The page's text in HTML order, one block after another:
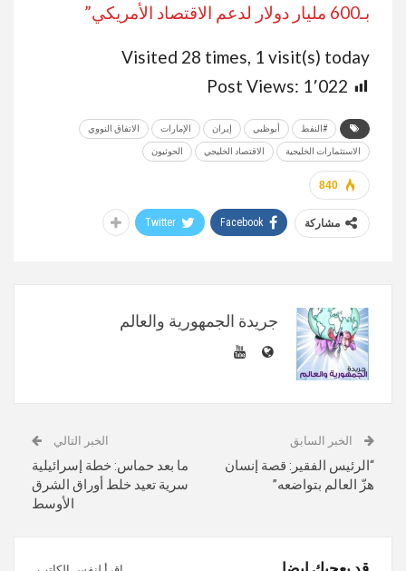
بـ600 مليار دولار لدعم الاقتصاد الأمريكي”
Visited 28 times, 1 visit(s) today
Post Views: 1٬022
#النفط أبوظبي إيران الإمارات الاتفاق النووي
الاستثمارات الخليجية الاقتصاد الخليجي الحوثيون
840
مشاركة Facebook
Twitter
جريدة الجمهورية والعالم
الخبر السابق
“الرئيس الفقير: قصة إنسان
هزّ العالم بتواضعه”
الخبر التالي
ما بعد حماس: خطة إسرائيلية
سرية تعيد خلط أوراق الشرق
الأوسط